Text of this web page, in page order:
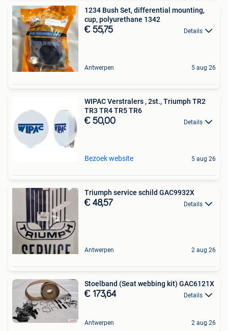
1234 Bush Set, differential mounting,
cup, polyurethane 1342
€ 55,75 Details
Antwerpen 5 aug 26
WIPAC Verstralers , 2st., Triumph TR2
TR3 TR4 TR5 TR6
€ 50,00 Details
Bezoek website 5 aug 26
Triumph service schild GAC9932X
€ 48,57 Details
Antwerpen 2 aug 26
Stoelband (Seat webbing kit) GAC6121X
€ 173,64 Details
Antwerpen 2 aug 26